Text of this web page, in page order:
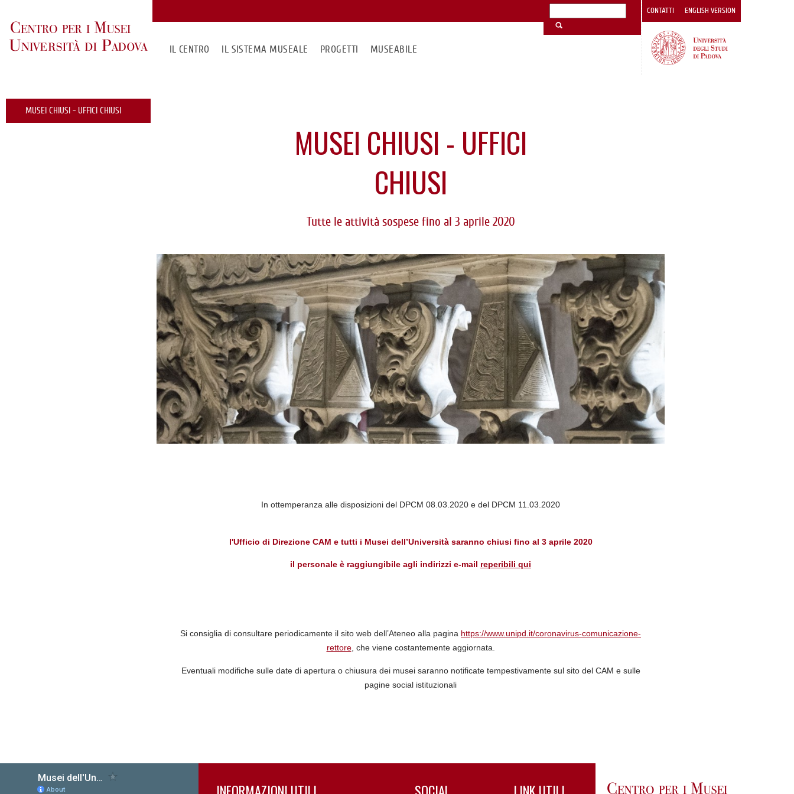
IL CENTRO IL SISTEMA MUSEALE PROGETTI MUSEABILE
CONTATTI ENGLISH VERSION
MUSEI CHIUSI - UFFICI CHIUSI
MUSEI CHIUSI - UFFICI
CHIUSI
Tutte le attività sospese fino al 3 aprile 2020
In ottemperanza alle disposizioni del DPCM 08.03.2020 e del DPCM 11.03.2020
l'Ufficio di Direzione CAM e tutti i Musei dell’Università saranno chiusi fino al 3 aprile 2020
il personale è raggiungibile agli indirizzi e-mail reperibili qui
Si consiglia di consultare periodicamente il sito web dell’Ateneo alla pagina https://www.unipd.it/coronavirus-comunicazione-
rettore, che viene costantemente aggiornata.
Eventuali modifiche sulle date di apertura o chiusura dei musei saranno notificate tempestivamente sul sito del CAM e sulle
pagine social istituzionali
INFORMAZIONI UTILI SOCIAL LINK UTILI